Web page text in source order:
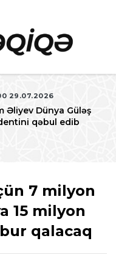
29.07.2026
Əliyev Dünya Güləş
qəbul edib
7 milyon
15 milyon
qalacaq